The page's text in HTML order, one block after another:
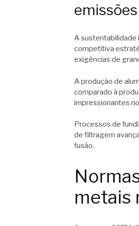
emissões
A sustentabilidade
competitiva
exigências de
A produção de
comparado à
impressionantes
Processos de
de filtragem
fusão.
metais